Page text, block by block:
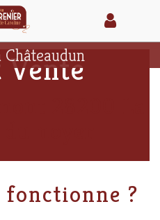
Vente
fonctionne ?